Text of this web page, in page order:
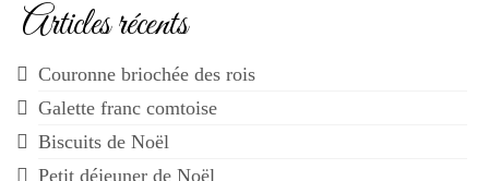
Articles récents
Couronne briochée des rois
Galette franc comtoise
Biscuits de Noël
Petit déjeuner de Noël